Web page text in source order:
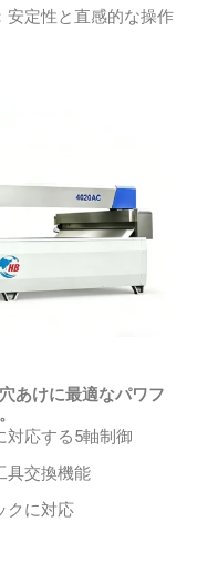
安定性と直感的な操作
あけに最適なパワフ
対応する5軸制御
具交換機能
クに対応